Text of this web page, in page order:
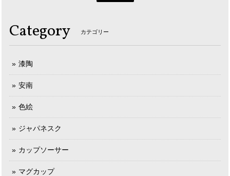
Category カテゴリー
漆陶
安南
色絵
ジャパネスク
カップソーサー
マグカップ